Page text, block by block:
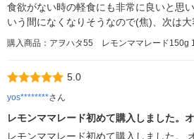
食欲がない時の軽食にも非常に良いと思
いう間になくなりそうなので(焦)、次は大
購入商品：アヲハタ55 レモンママレード
5.0
yos********さん
レモンママレード初めて購入しました。
レモンママレード初めて購入しました。